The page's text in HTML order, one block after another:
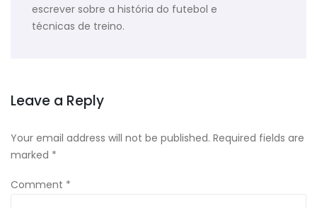
escrever sobre a história do futebol e
técnicas de treino.
Leave a Reply
Your email address will not be published. Required fields are
marked *
Comment *